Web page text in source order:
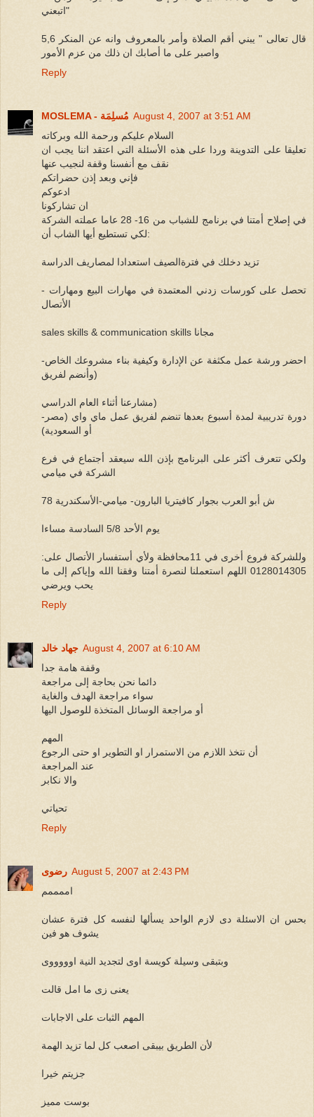
اتبعني"
5,6 قال تعالى " يبني أقم الصلاة وأمر بالمعروف وانه عن المنكر
واصبر على ما أصابك ان ذلك من عزم الأمور
Reply
MOSLEMA - مُسلِمَة August 4, 2007 at 3:51 AM
السلام عليكم ورحمة الله وبركاته
تعليقا على التدوينة وردا على هذه الأسئلة التي اعتقد اننا يجب ان
نقف مع أنفسنا وقفة لنجيب عنها
فإني وبعد إذن حضراتكم
ادعوكم
ان تشاركونا
في إصلاح أمتنا في برنامج للشباب من 16- 28 عاما عملته الشركة
لكي تستطيع أيها الشاب أن:
تزيد دخلك في فترةالصيف استعدادا لمصاريف الدراسة
- تحصل على كورسات زدني المعتمدة في مهارات البيع ومهارات
الأتصال
sales skills & communication skills مجانا
-احضر ورشة عمل مكثفة عن الإدارة وكيفية بناء مشروعك الخاص
(وأنضم لفريق
مشارعنا أثناء العام الدراسي)
-دورة تدريبية لمدة أسبوع بعدها تنضم لفريق عمل ماي واي (مصر
أو السعودية)
ولكي تتعرف أكثر على البرنامج بإذن الله سيعقد أجتماع في فرع
الشركة في ميامي
78 ش أبو العرب بجوار كافيتريا البارون- ميامي-الأسكندرية
يوم الأحد 5/8 السادسة مساءا
وللشركة فروع أخرى في 11محافظة ولأي أستفسار الأتصال على:
0128014305 اللهم استعملنا لنصرة أمتنا وفقنا الله وإياكم إلى ما
يحب ويرضي
Reply
جهاد خالد August 4, 2007 at 6:10 AM
وقفة هامة جدا
دائما نحن بحاجة إلى مراجعة
سواء مراجعة الهدف والغاية
أو مراجعة الوسائل المتخذة للوصول اليها
المهم
أن نتخذ اللازم من الاستمرار او التطوير او حتى الرجوع
عند المراجعة
والا نكابر
تحياتي
Reply
رضوى August 5, 2007 at 2:43 PM
اممممم
بحس ان الاسئلة دى لازم الواحد يسألها لنفسه كل فترة عشان
يشوف هو فين
وبتبقى وسيلة كويسة اوى لتجديد النية اوووووى
يعنى زى ما امل قالت
المهم الثبات على الاجابات
لأن الطريق بيبقى اصعب كل لما تزيد الهمة
جزيتم خيرا
بوست مميز